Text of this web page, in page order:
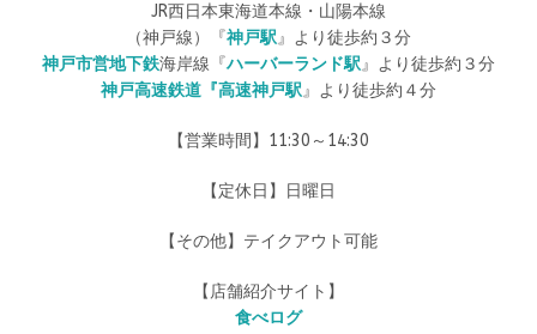
JR西日本東海道本線・山陽本線
（神戸線）『神戸駅』より徒歩約３分
神戸市営地下鉄海岸線『ハーバーランド駅』より徒歩約３分
神戸高速鉄道『高速神戸駅』より徒歩約４分
【営業時間】11:30～14:30
【定休日】日曜日
【その他】テイクアウト可能
【店舗紹介サイト】
食べログ